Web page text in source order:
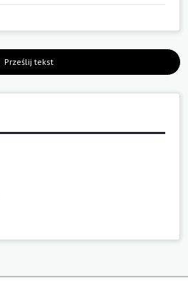
Prześlij tekst